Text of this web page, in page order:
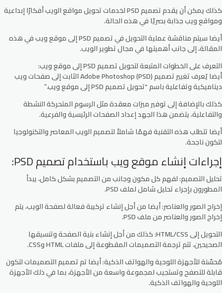
كذلك يمكن أن يقدم تصميم PSD لخدمات تحويل مواقع الويب أفكارًا إبداعية
ومواقع ويب جذابة بصريًا في هذه الحالة.
أيضا سيتم مناقشة عملية التحويل في تصميم PSD إلى موقع ويب في هذه
المقالة، إلى جانب أهميتها في مجال تطوير الويب.
التعرف على الخطوات المتبعة لتحويل تصميم PSD إلى موقع ويب:
أيضا يُعرف تغيير تصميم Adobe Photoshop (PSD) الثابت إلى صفحات ويب
ديناميكية وتفاعلية باسم “تحويل تصميم PSD إلى موقع ويب.”
كذلك بالإضافة إلى توفير ميزات معقدة مثل الرسوم المتحركة النشطة
والتفاعلية، يتضمن هذا الجهد إعداد الصفحات الرئيسية والفرعية.
أيضا تتطلب هذه التقنية فهمًا شاملاً لتصميم الويب المعاصر والتكنولوجيا
لتكون ناجحة.
إجراءات إنشاء موقع ويب باستخدام تصميم PSD:
تحليل التصميم:لفهم كل مكون وجانب من التصميم بشكل كامل، يبدأ
المطورون بإجراء تحليل شامل لملف PSD.
إخراج الصور والعناصر:أيضا من أجل إنشاء تركيبة فعالة لصفحة الويب، يتم
إخراج الصور والعناصر من ملف PSD.
التحويل إلى HTML/CSS:
كذلك من أجل إنشاء بنية الصفحة وتنسيقها
الصحيحين، تتم ترجمة التصميمات المقطوعة إلى ملفات HTML وCSS.
مُحسّنة للأجهزة اللوحية والهواتف الذكية:أيضا تم تصميم التصميمات لتكون
قابلة للتصفح وتستجيب لمجموعة واسعة من الأجهزة، بما في ذلك الأجهزة
اللوحية والهواتف الذكية.